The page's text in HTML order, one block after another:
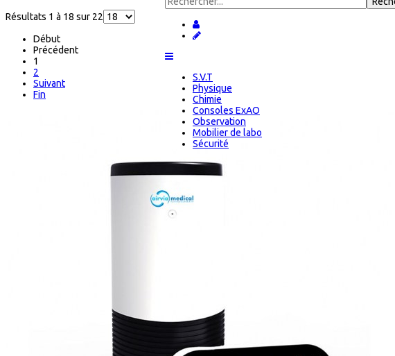
S.V.T
Physique
Chimie
Consoles ExAO
Observation
Mobilier de labo
Sécurité
Résultats 1 à 18 sur 22
Début
Précédent
1
2
Suivant
Fin